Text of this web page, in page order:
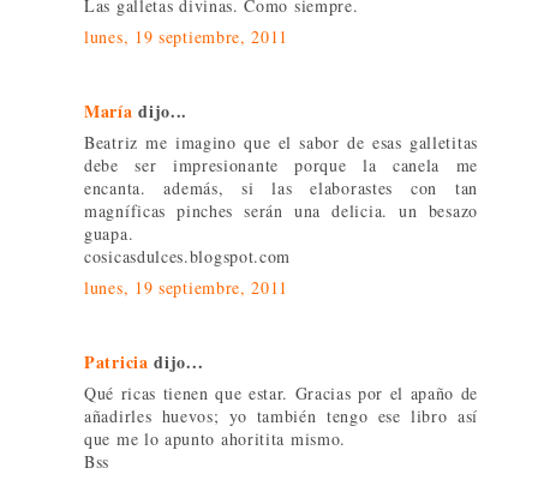
Las galletas divinas. Como siempre.
lunes, 19 septiembre, 2011
María dijo...
Beatriz me imagino que el sabor de esas galletitas
debe ser impresionante porque la canela me
encanta. además, si las elaborastes con tan
magníficas pinches serán una delicia. un besazo
guapa.
cosicasdulces.blogspot.com
lunes, 19 septiembre, 2011
Patricia dijo...
Qué ricas tienen que estar. Gracias por el apaño de
añadirles huevos; yo también tengo ese libro así
que me lo apunto ahoritita mismo.
Bss